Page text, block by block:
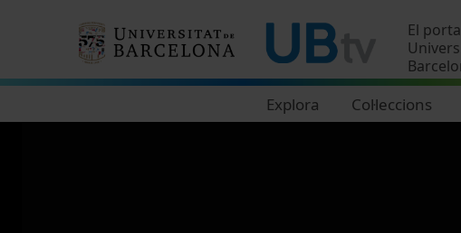
El
Explora Col·leccions